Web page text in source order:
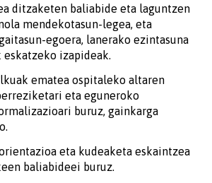
ditzaketen baliabide eta laguntzen
mendekotasun-legea, eta
egoera, lanerako ezintasuna
eskatzeko izapideak.
ematea ospitaleko altaren
eta eguneroko
buruz, gainkarga
eta kudeaketa eskaintzea
baliabideei buruz.